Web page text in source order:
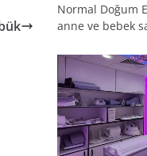
Normal Doğum
anne ve bebek